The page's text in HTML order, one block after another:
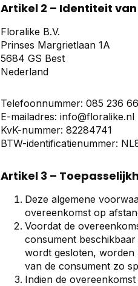
Artikel 2 – Identiteit
Floralike B.V.
Prinses Margrietlaan 1A
5684 GS Best
Nederland
Telefoonnummer: 085 236
E-mailadres: info@floralike.nl
KvK-nummer: 82284741
BTW-identificatienummer:
Artikel 3 –
Deze algemene
overeenkomst op
Voordat de
consument
wordt gesloten, worden
van de consument zo
Indien de